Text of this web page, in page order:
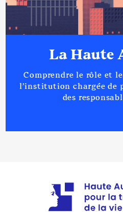
La Haute
Comprendre le rôle et
l’institution chargée de
des